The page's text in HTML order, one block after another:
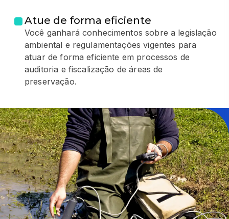
Atue de forma eficiente
Você ganhará conhecimentos sobre a legislação
ambiental e regulamentações vigentes para
atuar de forma eficiente em processos de
auditoria e fiscalização de áreas de
preservação.